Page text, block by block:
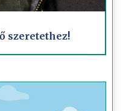
szeretethez!